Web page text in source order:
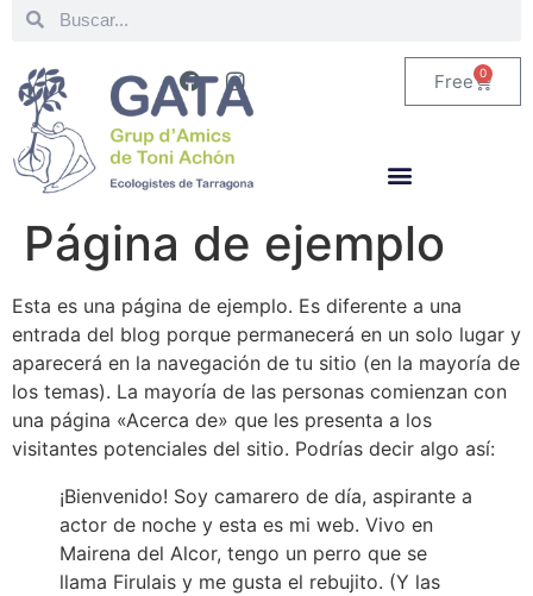
Free 0
Página de ejemplo
Esta es una página de ejemplo. Es diferente a una
entrada del blog porque permanecerá en un solo lugar y
aparecerá en la navegación de tu sitio (en la mayoría de
los temas). La mayoría de las personas comienzan con
una página «Acerca de» que les presenta a los
visitantes potenciales del sitio. Podrías decir algo así:
¡Bienvenido! Soy camarero de día, aspirante a
actor de noche y esta es mi web. Vivo en
Mairena del Alcor, tengo un perro que se
llama Firulais y me gusta el rebujito. (Y las